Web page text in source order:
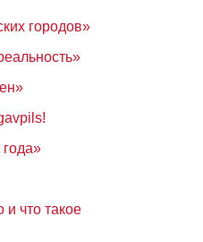
городов»
и что такое